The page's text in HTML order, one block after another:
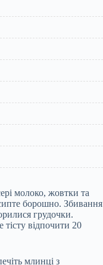
молоко, жовтки та
борошно. Збивання
грудочки.
відпочити 20
млинці з